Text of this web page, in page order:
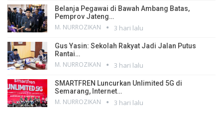
Belanja Pegawai di Bawah Ambang Batas,
Pemprov Jateng…
M. NURROZIKAN 3 hari lalu
Gus Yasin: Sekolah Rakyat Jadi Jalan Putus
Rantai…
M. NURROZIKAN 3 hari lalu
SMARTFREN Luncurkan Unlimited 5G di
Semarang, Internet…
M. NURROZIKAN 3 hari lalu